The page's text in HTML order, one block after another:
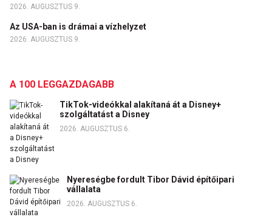
2026. AUGUSZTUS 9.
Az USA-ban is drámai a vízhelyzet
2026. AUGUSZTUS 9.
A 100 LEGGAZDAGABB
TikTok-videókkal alakítaná át a Disney+
szolgáltatást a Disney
2026. AUGUSZTUS 6.
Nyereségbe fordult Tibor Dávid építőipari
vállalata
2026. AUGUSZTUS 6.